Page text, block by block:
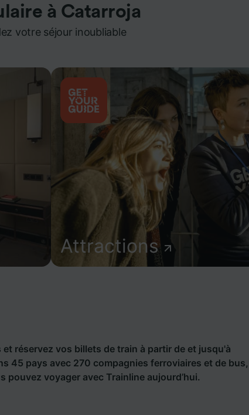
à Catarroja
votre séjour inoubliable
Attractions
réservez vos billets de train à partir de et jusqu'à
45 pays avec 270 compagnies ferroviaires et de bus,
pouvez voyager avec Trainline aujourd’hui.